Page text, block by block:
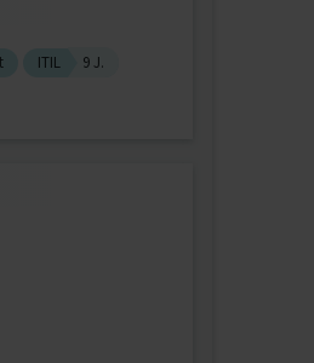
ITIL
9 J.